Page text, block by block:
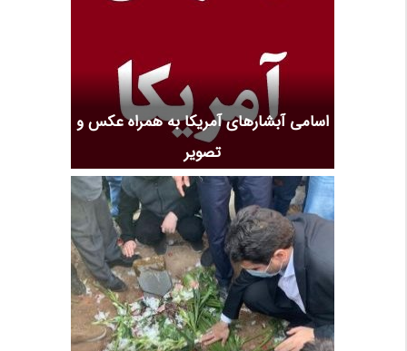
اسامی آبشارهای آمریکا به همراه عکس و
تصویر